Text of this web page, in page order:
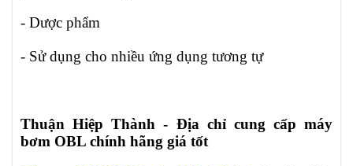
- Dược phẩm
- Sử dụng cho nhiều ứng dụng tương tự
Thuận Hiệp Thành - Địa chỉ cung cấp máy
bơm OBL chính hãng giá tốt